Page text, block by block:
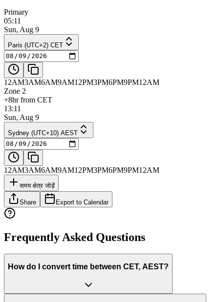
Primary
05:11
Sun, Aug 9
Paris (UTC+2) CET
12AM3AM6AM9AM12PM3PM6PM9PM12AM
Zone 2
+8hr from CET
13:11
Sun, Aug 9
Sydney (UTC+10) AEST
12AM3AM6AM9AM12PM3PM6PM9PM12AM
समय क्षेत्र जोड़ें
Share Export to Calendar
Frequently Asked Questions
How do I convert time between CET, AEST?